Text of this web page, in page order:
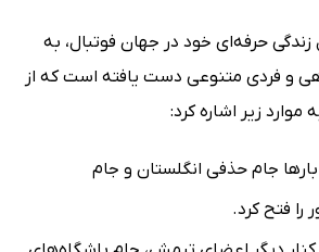
حرفه‌ای خود در جهان فوتبال، به
و فردی متنوعی دست یافته است که از
زیر اشاره کرد:
بارها جام حذفی انگلستان و جام
را فتح کرد.